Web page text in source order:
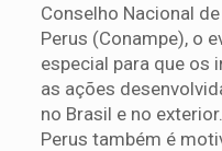
Conselho Nacional
Perus (Conampe), o
especial para que os
as ações
no Brasil e no
Perus também é